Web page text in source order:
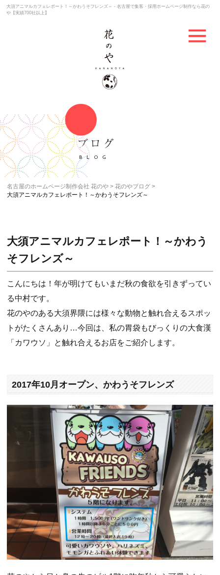
大須アニマルカフェレポート！～かわうそフレンズ～ - 名古屋で集客・採用ホームページ制作なら花の
や【実績700社以上】
ブログ
BLOG
名古屋のホームページ制作会社 花のや
花のやブログ
大須アニマルカフェレポート！～かわうそフレンズ～
大須アニマルカフェレポート！～かわう
そフレンズ～
こんにちは！年が明けてもいまだ秋の食欲を引きずってい
る中村です。
花のやのある大須界隈には様々な動物と触れ合えるスポッ
トがたくさんあり…今回は、私の胃袋もびっくりの大食漢
「カワウソ」と触れ合えるお店をご紹介します。
2017年10月オープン、かわうそフレンズ